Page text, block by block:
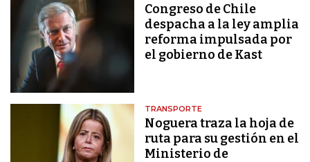
Congreso de Chile
despacha a la ley amplia
reforma impulsada por
el gobierno de Kast
TRANSPORTE
Noguera traza la hoja de
ruta para su gestión en el
Ministerio de